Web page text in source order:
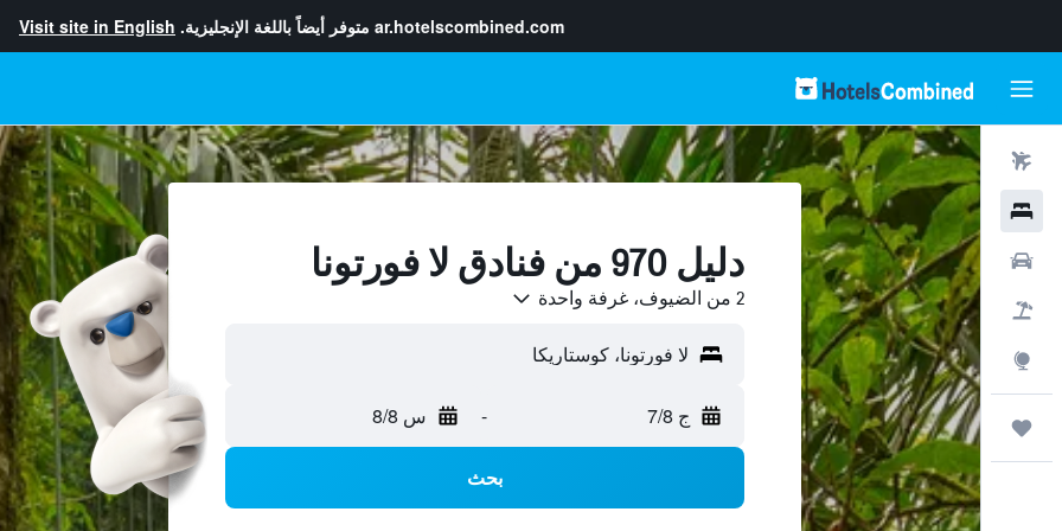
ar.hotelscombined.com متوفر أيضاً باللغة الإنجليزية. Visit site in English
رحلات طيران
فنادق
سيارات
حزم العروض
استكشاف
رحلات
دليل 970 من فنادق لا فورتونا
2 من الضيوف، غرفة واحدة
ج 7/8 - س 8/8
بحث